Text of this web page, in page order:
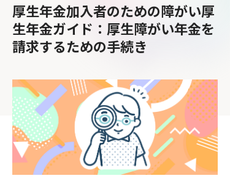
厚生年金加入者のための障がい厚
生年金ガイド：厚生障がい年金を
請求するための手続き